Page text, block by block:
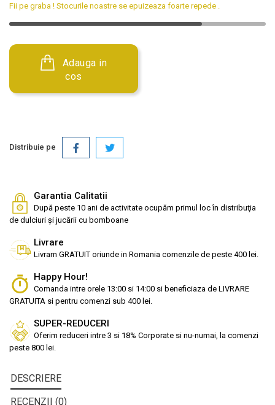
Fii pe graba ! Stocurile noastre se epuizeaza foarte repede
cos
Distribuie pe
Garantia Calitatii
După peste 10 ani de activitate ocupăm primul loc în distribuţia
de dulciuri și jucării cu bomboane
Livrare
Livram GRATUIT oriunde in Romania comenzile de peste 400 lei.
Happy Hour!
Comanda intre orele 13:00 si 14:00 si beneficiaza de LIVRARE
GRATUITA si pentru comenzi sub 400 lei.
SUPER-REDUCERI
Oferim reduceri intre 3 si 18% Corporate si nu-numai, la comenzi
peste 800 lei.
DESCRIERE
RECENZII (0)